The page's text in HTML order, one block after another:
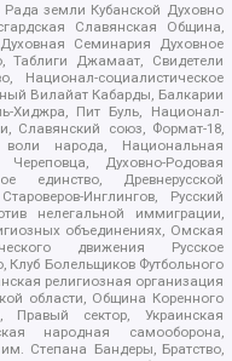
земли Кубанской Духовно
Славянская Община,
Семинария Духовное
Таблиги Джамаат, Свидетели
Национал-социалистическое
Вилайат Кабарды, Балкарии
Хиджра, Пит Буль, Национал-
Славянский союз, Формат-18,
народа, Национальная
Духовно-Родовая
единство, Древнерусской
Инглингов, Русский
нелегальной иммиграции,
объединениях, Омская
движения Русское
Клуб Болельщиков Футбольного
религиозная организация
области, Община Коренного
Правый сектор, Украинская
народная самооборона,
Степана Бандеры, Братство,